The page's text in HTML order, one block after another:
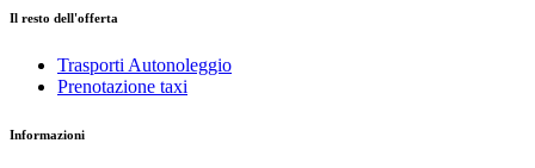
Il resto dell'offerta
Trasporti Autonoleggio
Prenotazione taxi
Informazioni